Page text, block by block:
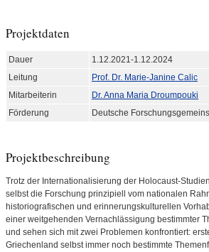
Projektdaten
Dauer
1.12.2021-1.12.2024
Leitung
Prof. Dr. Marie-Janine Calic
Mitarbeiterin
Dr. Anna Maria Droumpouki
Förderung
Deutsche
Projektbeschreibung
Trotz der Internationalisierung der Holocaust-
selbst die Forschung prinzipiell vom nationalen
historiografischen und erinnerungskulturellen
einer weitgehenden Vernachlässigung bestimmter
und sehen sich mit zwei Problemen konfrontiert:
Griechenland selbst immer noch bestimmte